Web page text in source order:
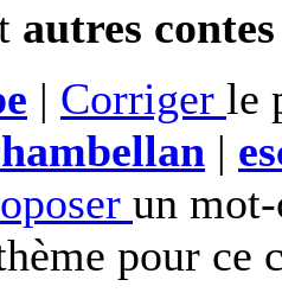
autres contes
| Corriger le
|
un
pour ce